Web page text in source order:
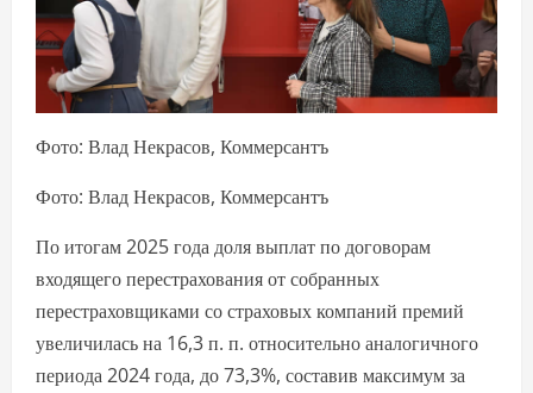
Фото: Влад Некрасов, Коммерсантъ
Фото: Влад Некрасов, Коммерсантъ
По итогам 2025 года доля выплат по договорам
входящего перестрахования от собранных
перестраховщиками со страховых компаний премий
увеличилась на 16,3 п. п. относительно аналогичного
периода 2024 года, до 73,3%, составив максимум за